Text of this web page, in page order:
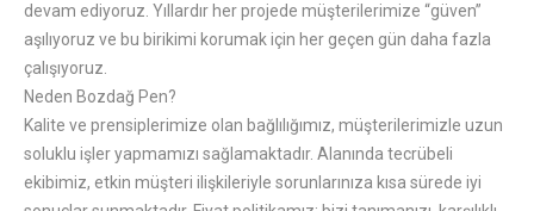
devam ediyoruz. Yıllardır her projede müşterilerimize “güven”
aşılıyoruz ve bu birikimi korumak için her geçen gün daha fazla
çalışıyoruz.
Neden Bozdağ Pen?
Kalite ve prensiplerimize olan bağlılığımız, müşterilerimizle uzun
soluklu işler yapmamızı sağlamaktadır. Alanında tecrübeli
ekibimiz, etkin müşteri ilişkileriyle sorunlarınıza kısa sürede iyi